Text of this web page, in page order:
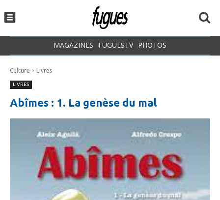
MAGAZINES FUGUESTV PHOTOS
Culture Livres
LIVRES
Abîmes : 1. La genèse du mal